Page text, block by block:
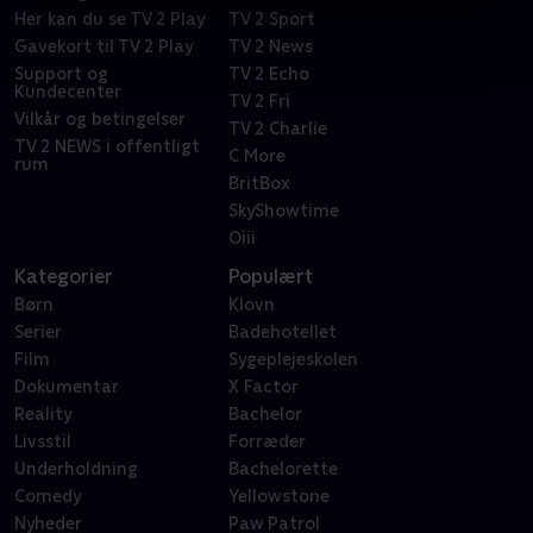
Her kan du se TV 2 Play
Gavekort til TV 2 Play
Support og
Kundecenter
Vilkår og betingelser
TV 2 NEWS i offentligt
rum
TV 2 Sport
TV 2 News
TV 2 Echo
TV 2 Fri
TV 2 Charlie
C More
BritBox
SkyShowtime
Oiii
Kategorier
Børn
Serier
Film
Dokumentar
Reality
Livsstil
Underholdning
Comedy
Nyheder
Populært
Klovn
Badehotellet
Sygeplejeskolen
X Factor
Bachelor
Forræder
Bachelorette
Yellowstone
Paw Patrol